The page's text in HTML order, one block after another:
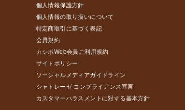
個人情報保護方針
個人情報の取り扱いについて
特定商取引に基づく表記
会員規約
カシポWeb会員ご利用規約
サイトポリシー
ソーシャルメディアガイドライン
シャトレーゼ コンプライアンス宣言
カスタマーハラスメントに対する基本方針